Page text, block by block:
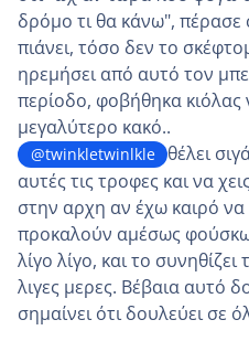
δρόμο τι θα κάνω", πέρασε
πιάνει, τόσο δεν το
ηρεμήσει από αυτό τον
περίοδο, φοβήθηκα
μεγαλύτερο κακό..
@twinkletwinlkle
θέλει
αυτές τις τροφες και να
στην αρχη αν έχω καιρό
προκαλούν αμέσως
λίγο λίγο, και το
λιγες μερες. Βέβαια αυτό
σημαίνει ότι δουλεύει σε